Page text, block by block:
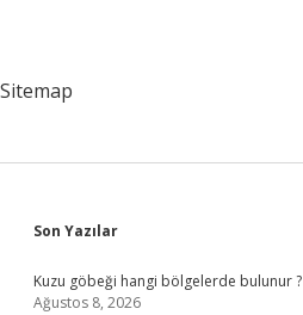
Sitemap
Sidebar
Son Yazılar
Kuzu göbeği hangi bölgelerde bulunur ?
Ağustos 8, 2026